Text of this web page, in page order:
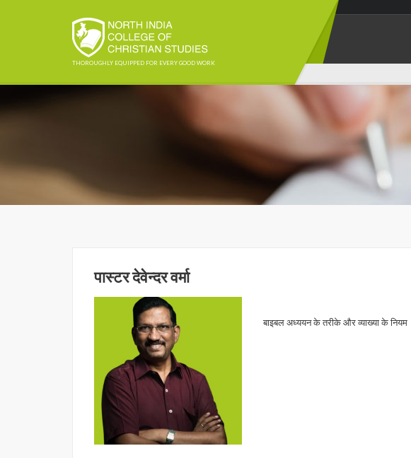
THOROUGHLY EQUIPPED FOR EVERY GOOD WORK
पास्टर देवेन्दर वर्मा
बाइबल अध्ययन के तरीके और व्याख्या के नियम